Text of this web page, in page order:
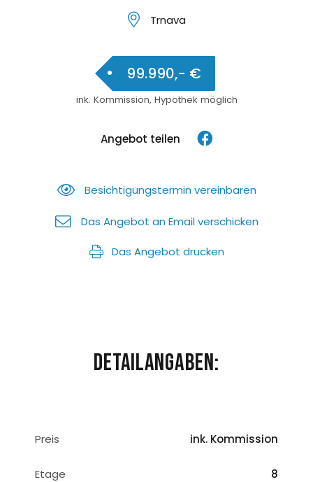
Trnava
99.990,- €
ink. Kommission, Hypothek möglich
Angebot teilen
Besichtigungstermin vereinbaren
Das Angebot an Email verschicken
Das Angebot drucken
Detailangaben:
Preis ink. Kommission
Etage 8